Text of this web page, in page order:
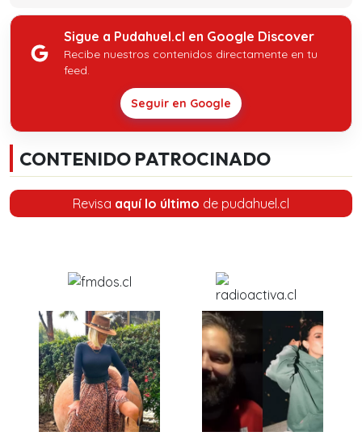
Sigue a Pudahuel.cl en Google Discover
Recibe nuestros contenidos directamente en tu
feed.
Seguir en Google
CONTENIDO PATROCINADO
Revisa aquí lo último de pudahuel.cl